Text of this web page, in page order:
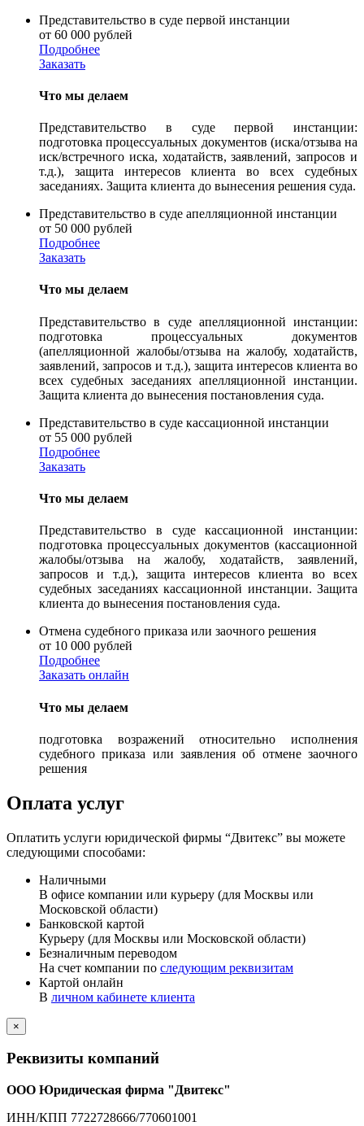
Представительство в суде первой инстанции
от 60 000 рублей
Подробнее
Заказать
Что мы делаем
Представительство в суде первой инстанции:
подготовка процессуальных документов (иска/отзыва на
иск/встречного иска, ходатайств, заявлений, запросов и
т.д.), защита интересов клиента во всех судебных
заседаниях. Защита клиента до вынесения решения суда.
Представительство в суде апелляционной инстанции
от 50 000 рублей
Подробнее
Заказать
Что мы делаем
Представительство в суде апелляционной инстанции:
подготовка процессуальных документов
(апелляционной жалобы/отзыва на жалобу, ходатайств,
заявлений, запросов и т.д.), защита интересов клиента во
всех судебных заседаниях апелляционной инстанции.
Защита клиента до вынесения постановления суда.
Представительство в суде кассационной инстанции
от 55 000 рублей
Подробнее
Заказать
Что мы делаем
Представительство в суде кассационной инстанции:
подготовка процессуальных документов (кассационной
жалобы/отзыва на жалобу, ходатайств, заявлений,
запросов и т.д.), защита интересов клиента во всех
судебных заседаниях кассационной инстанции. Защита
клиента до вынесения постановления суда.
Отмена судебного приказа или заочного решения
от 10 000 рублей
Подробнее
Заказать онлайн
Что мы делаем
подготовка возражений относительно исполнения
судебного приказа или заявления об отмене заочного
решения
Оплата услуг
Оплатить услуги юридической фирмы “Двитекс” вы можете
следующими способами:
Наличными
В офисе компании или курьеру (для Москвы или
Московской области)
Банковской картой
Курьеру (для Москвы или Московской области)
Безналичным переводом
На счет компании по следующим реквизитам
Картой онлайн
В личном кабинете клиента
×
Реквизиты компаний
ООО Юридическая фирма "Двитекс"
ИНН/КПП 7722728666/770601001